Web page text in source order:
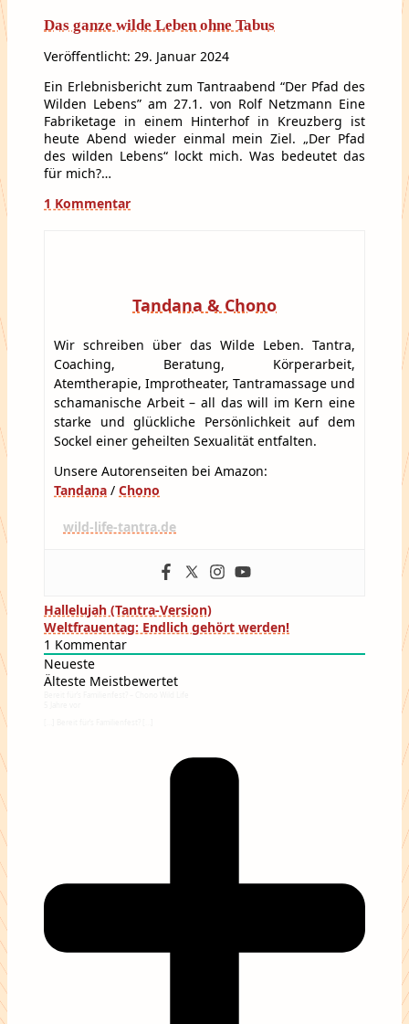
Das ganze wilde Leben ohne Tabus
Veröffentlicht: 29. Januar 2024
Ein Erlebnisbericht zum Tantraabend “Der Pfad des
Wilden Lebens” am 27.1. von Rolf Netzmann Eine
Fabriketage in einem Hinterhof in Kreuzberg ist
heute Abend wieder einmal mein Ziel. „Der Pfad
des wilden Lebens“ lockt mich. Was bedeutet das
für mich?…
1 Kommentar
Tandana & Chono
Wir schreiben über das Wilde Leben. Tantra,
Coaching, Beratung, Körperarbeit,
Atemtherapie, Improtheater, Tantramassage und
schamanische Arbeit – all das will im Kern eine
starke und glückliche Persönlichkeit auf dem
Sockel einer geheilten Sexualität entfalten.
Unsere Autorenseiten bei Amazon:
Tandana / Chono
wild-life-tantra.de
Beitragsnavigation
Hallelujah (Tantra-Version)
Weltfrauentag: Endlich gehört werden!
1 Kommentar
Neueste
Älteste Meistbewertet